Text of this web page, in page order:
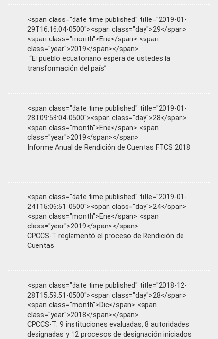
<span class="date time published" title="2019-01-
29T16:16:04-0500"><span class="day">29</span>
<span class="month">Ene</span> <span
class="year">2019</span></span>
“El pueblo ecuatoriano espera de ustedes la
transformación del país”
<span class="date time published" title="2019-01-
28T09:58:04-0500"><span class="day">28</span>
<span class="month">Ene</span> <span
class="year">2019</span></span>
Informe Anual de Rendición de Cuentas FTCS 2018
<span class="date time published" title="2019-01-
24T15:06:51-0500"><span class="day">24</span>
<span class="month">Ene</span> <span
class="year">2019</span></span>
CPCCS-T reglamentó el proceso de Rendición de
Cuentas
<span class="date time published" title="2018-12-
28T15:59:51-0500"><span class="day">28</span>
<span class="month">Dic</span> <span
class="year">2018</span></span>
CPCCS-T: 9 instituciones evaluadas, 8 autoridades
designadas y 12 procesos de designación iniciados